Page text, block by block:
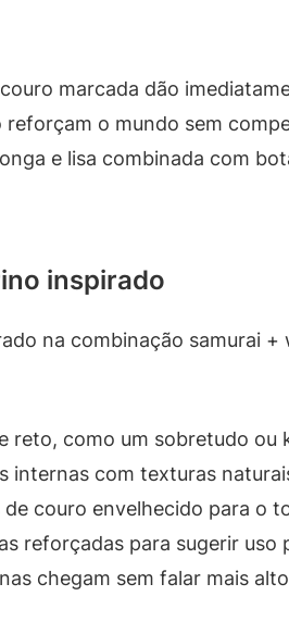
marcada dão
o mundo sem
e lisa combinada com
inspirado
na combinação samurai
reto, como um sobretudo ou
internas com texturas
couro envelhecido para o
reforçadas para sugerir uso
chegam sem falar mais